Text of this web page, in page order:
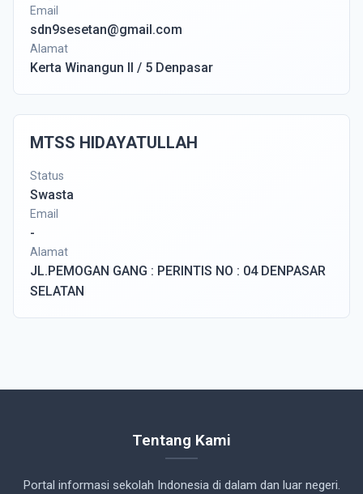
Email
sdn9sesetan@gmail.com
Alamat
Kerta Winangun II / 5 Denpasar
MTSS HIDAYATULLAH
Status
Swasta
Email
-
Alamat
JL.PEMOGAN GANG : PERINTIS NO : 04 DENPASAR
SELATAN
Tentang Kami
Portal informasi sekolah Indonesia di dalam dan luar negeri.